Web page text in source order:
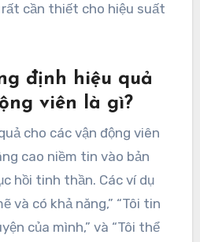
cần thiết cho hiệu suất
định hiệu quả
viên là gì?
cho các vận động viên
cao niềm tin vào bản
hồi tinh thần. Các ví dụ
và có khả năng,” “Tôi tin
của mình,” và “Tôi thể